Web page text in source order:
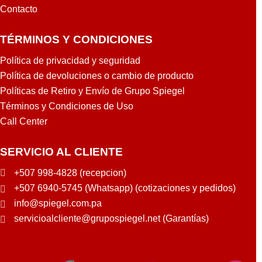
Contacto
TÉRMINOS Y CONDICIONES
Política de privacidad y seguridad
Política de devoluciones o cambio de producto
Políticas de Retiro y Envío de Grupo Spiegel
Términos y Condiciones de Uso
Call Center
SERVICIO AL CLIENTE
+507 998-4828 (recepcion)
+507 6940-5745 (Whatsapp) (cotizaciones y pedidos)
info@spiegel.com.pa
servicioalcliente@grupospiegel.net (Garantías)